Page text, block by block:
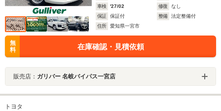
車検
'27/02 修復
なし
保証
保証付 整備
法定整備付
住所
愛知県一宮市
無
料
在庫確認・見積依頼
販売店： ガリバー 名岐バイパス一宮店
トヨタ